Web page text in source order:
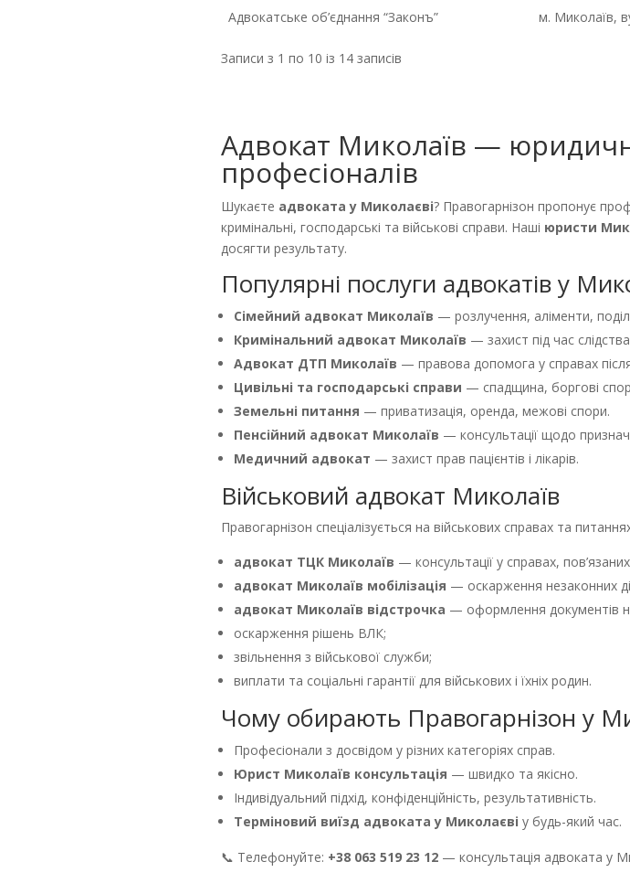
Адвокатське об’єднання “Законъ” м. Миколаїв,
Записи з 1 по 10 із 14 записів
Адвокат Миколаїв —
професіоналів
Шукаєте адвоката у Миколаєві? Правогарнізон пропонує
кримінальні, господарські та військові справи. Наші юристи
досягти результату.
Популярні послуги адвокатів у
Сімейний адвокат Миколаїв — розлучення, аліменти,
Кримінальний адвокат Миколаїв — захист під час
Адвокат ДТП Миколаїв — правова допомога у справах
Цивільні та господарські справи — спадщина, боргові
Земельні питання — приватизація, оренда, межові спори.
Пенсійний адвокат Миколаїв — консультації щодо
Медичний адвокат — захист прав пацієнтів і лікарів.
Військовий адвокат Миколаїв
Правогарнізон спеціалізується на військових справах та питаннях
адвокат ТЦК Миколаїв — консультації у справах,
адвокат Миколаїв мобілізація — оскарження незаконних
адвокат Миколаїв відстрочка — оформлення документів
оскарження рішень ВЛК;
звільнення з військової служби;
виплати та соціальні гарантії для військових і їхніх родин.
Чому обирають Правогарнізон у
Професіонали з досвідом у різних категоріях справ.
Юрист Миколаїв консультація — швидко та якісно.
Індивідуальний підхід, конфіденційність, результативність.
Терміновий виїзд адвоката у Миколаєві у будь-який час.
📞 Телефонуйте: +38 063 519 23 12— консультація адвоката у